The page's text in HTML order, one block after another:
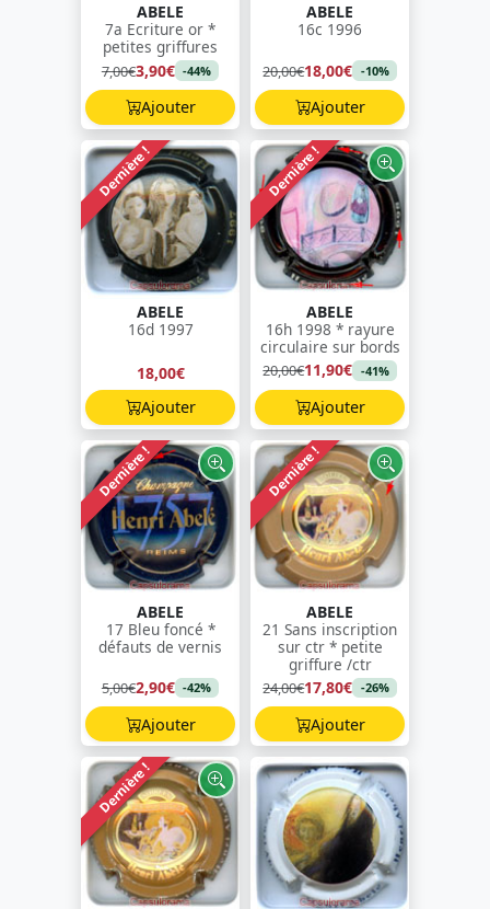
ABELE
7a Ecriture or *
petites griffures
7,00€3,90€ -44%
Ajouter
ABELE
16c 1996
20,00€18,00€ -10%
Ajouter
Dernière !
ABELE
16d 1997
18,00€
Ajouter
Dernière !
ABELE
16h 1998 * rayure
circulaire sur bords
20,00€11,90€ -41%
Ajouter
Dernière !
ABELE
17 Bleu foncé *
défauts de vernis
5,00€2,90€ -42%
Ajouter
Dernière !
ABELE
21 Sans inscription
sur ctr * petite
griffure /ctr
24,00€17,80€ -26%
Ajouter
Dernière !